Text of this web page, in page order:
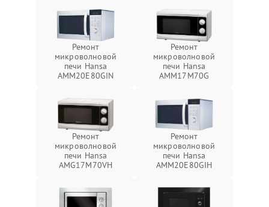
Ремонт
микроволновой
печи Hansa
AMM20E80GIN
Ремонт
микроволновой
печи Hansa
AMM17M70G
Ремонт
микроволновой
печи Hansa
AMG17M70VH
Ремонт
микроволновой
печи Hansa
AMM20E80GIH